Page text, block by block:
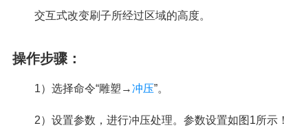
交互式改变刷子所经过区域的高度。
操作步骤：
1）选择命令“雕塑→冲压”。
2）设置参数，进行冲压处理。参数设置如图1所示！